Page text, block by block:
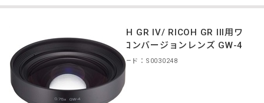
RICOH GR IV/ RICOH GR III用ワ
イドコンバージョンレンズ GW-4
商品コード：S0030248